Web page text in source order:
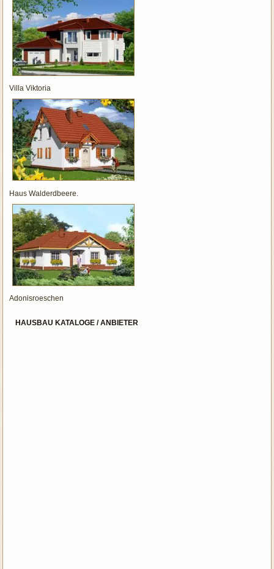
Villa Viktoria
Haus Walderdbeere.
Adonisroeschen
HAUSBAU KATALOGE / ANBIETER